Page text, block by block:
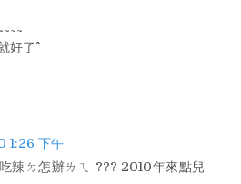
了^^
1:26 下午
辣ㄉ怎辦ㄌㄟ ??? 2010年來點兒